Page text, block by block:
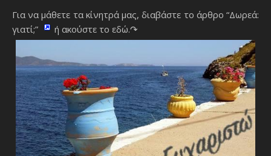
Για να μάθετε τα κίνητρά μας, διαβάστε το άρθρο “Δωρεά:
γιατί;”
ή ακούστε το εδώ.↷